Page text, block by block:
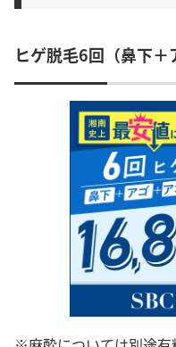
ヒゲ脱毛6回（鼻下